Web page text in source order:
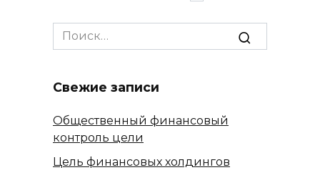
Search
for:
Свежие записи
Общественный финансовый
контроль цели
Цель финансовых холдингов